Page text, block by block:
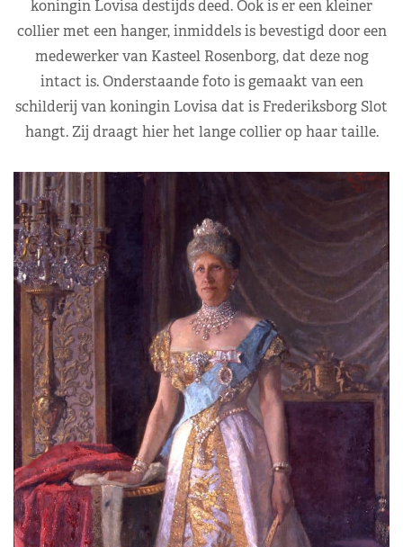
koningin Lovisa destijds deed. Ook is er een kleiner
collier met een hanger, inmiddels is bevestigd door een
medewerker van Kasteel Rosenborg, dat deze nog
intact is. Onderstaande foto is gemaakt van een
schilderij van koningin Lovisa dat is Frederiksborg Slot
hangt. Zij draagt hier het lange collier op haar taille.